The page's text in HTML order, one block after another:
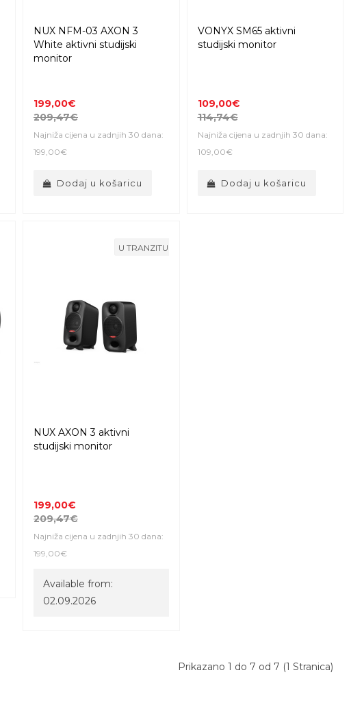
NUX NFM-03 AXON 3
White aktivni studijski
monitor
199,00€
209,47€
Najniža cijena u zadnjih 30 dana:
199,00€
Dodaj u košaricu
VONYX SM65 aktivni
studijski monitor
109,00€
114,74€
Najniža cijena u zadnjih 30 dana:
109,00€
Dodaj u košaricu
U TRANZITU
NUX AXON 3 aktivni
studijski monitor
199,00€
209,47€
Najniža cijena u zadnjih 30 dana:
199,00€
Available from:
02.09.2026
Prikazano 1 do 7 od 7 (1 Stranica)